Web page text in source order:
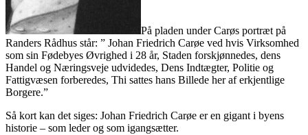
På pladen under Carøs portræt på
Randers Rådhus står: ” Johan Friedrich Carøe ved hvis Virksomhed
som sin Fødebyes Øvrighed i 28 år, Staden forskjønnedes, dens
Handel og Næringsveje udvidedes, Dens Indtægter, Politie og
Fattigvæsen forberedes, Thi sattes hans Billede her af erkjentlige
Borgere.”
Så kort kan det siges: Johan Friedrich Carøe er en gigant i byens
historie – som leder og som igangsætter.